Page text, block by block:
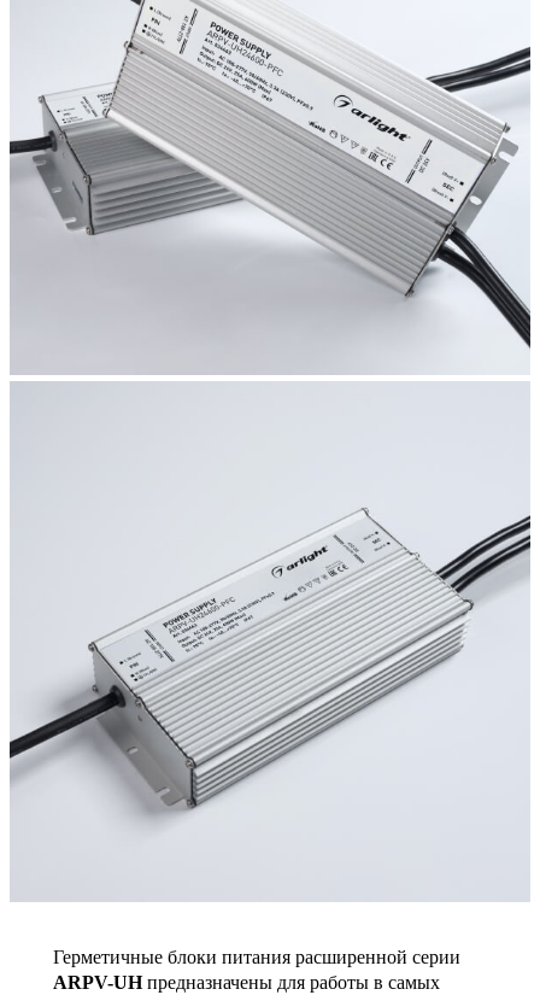
Герметичные блоки питания расширенной серии
ARPV-UHпредназначены для работы в самых